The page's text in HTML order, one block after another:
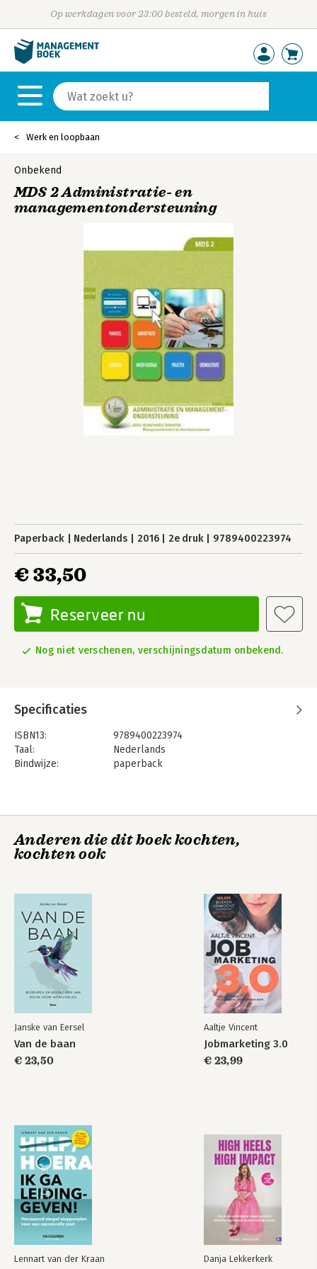
Op werkdagen voor 23:00 besteld, morgen in huis
Werk en loopbaan
Onbekend
MDS 2 Administratie- en
managementondersteuning
Paperback Nederlands 2016 2e druk 9789400223974
€ 33,50
Reserveer nu
Nog niet verschenen, verschijningsdatum onbekend.
Specificaties
ISBN13:
9789400223974
Taal:
Nederlands
Bindwijze:
paperback
Hoofdrubriek: Werk en loopbaan
Anderen die dit boek kochten,
kochten ook
Janske van Eersel
Van de baan
€ 23,50
Aaltje Vincent
Jobmarketing 3.0
€ 23,99
Lennart van der Kraan Danja Lekkerkerk